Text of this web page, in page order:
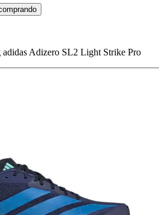
adidas Adizero SL2 Light Strike Pro